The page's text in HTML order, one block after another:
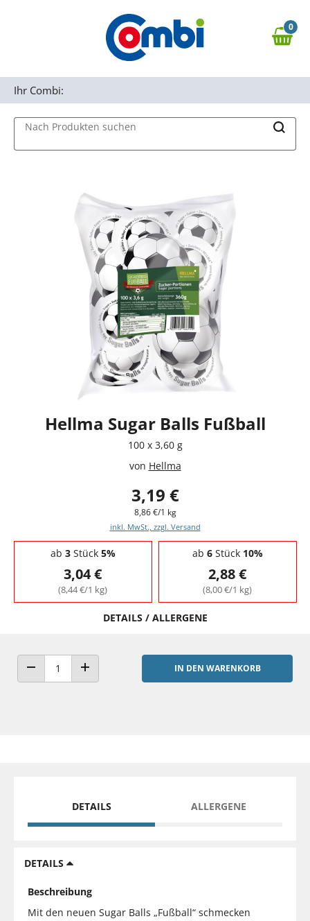
Zur Navigation springen
0,00 €
0
Nach Produkten suchen
Ihr Combi:
Hellma Sugar Balls Fußball
100 x 3,60 g
von Hellma
3,19 €
8,86 €/1 kg
inkl. MwSt., zzgl. Versand
Staffelpreise - Mengenrabatt
ab 3Stück 5%
3,04 €
(8,44 €/1 kg)
ab 6Stück 10%
2,88 €
(8,00 €/1 kg)
DETAILS / ALLERGENE
ANZAHL VERRINGERNANZAHL ERHÖHEN
IN DEN WARENKORB
DETAILS ALLERGENE
DETAILS
Beschreibung
Mit den neuen Sugar Balls „Fußball“ schmecken